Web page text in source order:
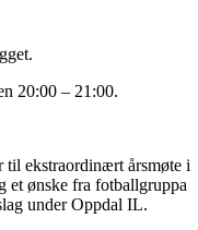
20:00 – 21:00.
ekstraordinært årsmøte i
et ønske fra fotballgruppa
under Oppdal IL.